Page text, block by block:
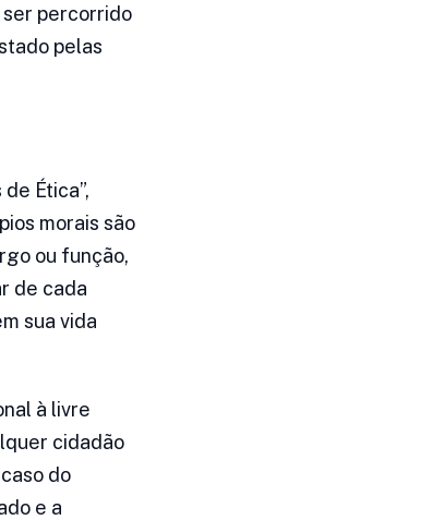
ser percorrido
pelas
Ética”,
morais são
ou função,
de cada
sua vida
à livre
cidadão
do
e a